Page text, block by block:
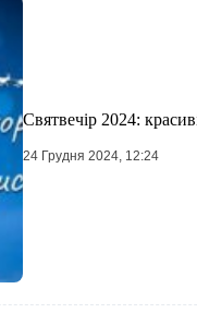
Святвечір 2024:
24 Грудня 2024, 12:24